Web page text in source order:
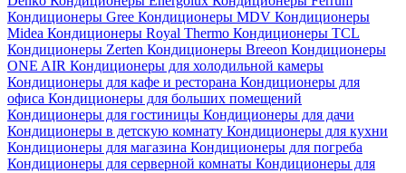
Кондиционеры Gree Кондиционеры MDV Кондиционеры
Midea Кондиционеры Royal Thermo Кондиционеры TCL
Кондиционеры Zerten Кондиционеры Breeon Кондиционеры
ONE AIR Кондиционеры для холодильной камеры
Кондиционеры для кафе и ресторана Кондиционеры для
офиса Кондиционеры для больших помещений
Кондиционеры для гостиницы Кондиционеры для дачи
Кондиционеры в детскую комнату Кондиционеры для кухни
Кондиционеры для магазина Кондиционеры для погреба
Кондиционеры для серверной комнаты Кондиционеры для